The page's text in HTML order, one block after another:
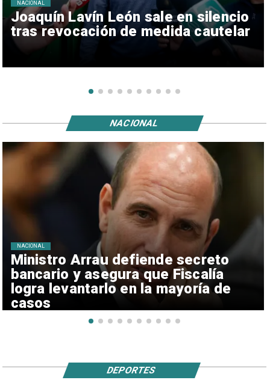
Joaquín Lavín León sale en silencio
tras revocación de medida cautelar
NACIONAL
Ministro Arrau defiende secreto
bancario y asegura que Fiscalía
logra levantarlo en la mayoría de
casos
NACIONAL
NACIONAL
DEPORTES